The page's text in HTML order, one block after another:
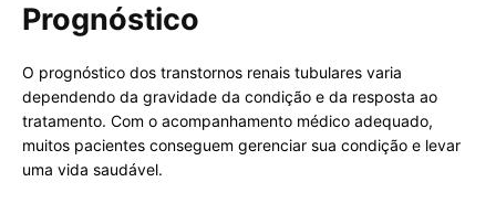
Prognóstico
O prognóstico dos transtornos renais tubulares varia
dependendo da gravidade da condição e da resposta ao
tratamento. Com o acompanhamento médico adequado,
muitos pacientes conseguem gerenciar sua condição e levar
uma vida saudável.